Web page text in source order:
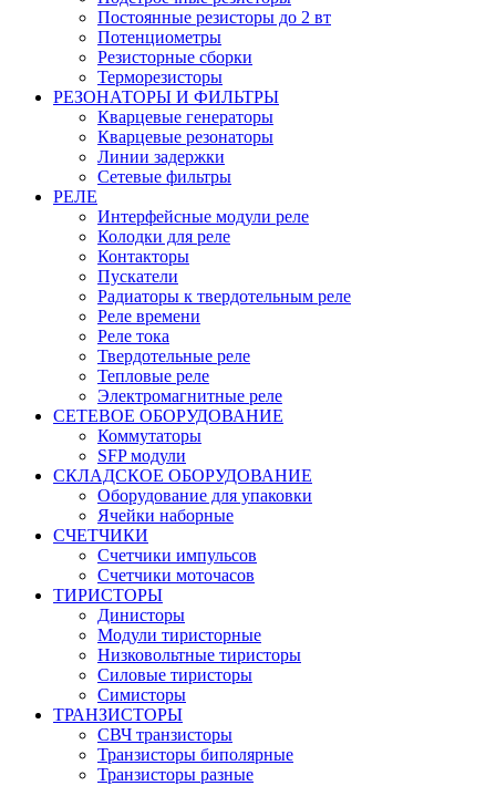
Постоянные резисторы до 2 вт
Потенциометры
Резисторные сборки
Терморезисторы
РЕЗОНАТОРЫ И ФИЛЬТРЫ
Кварцевые генераторы
Кварцевые резонаторы
Линии задержки
Сетевые фильтры
РЕЛЕ
Интерфейсные модули реле
Колодки для реле
Контакторы
Пускатели
Радиаторы к твердотельным реле
Реле времени
Реле тока
Твердотельные реле
Тепловые реле
Электромагнитные реле
СЕТЕВОЕ ОБОРУДОВАНИЕ
Коммутаторы
SFP модули
СКЛАДСКОЕ ОБОРУДОВАНИЕ
Оборудование для упаковки
Ячейки наборные
СЧЕТЧИКИ
Счетчики импульсов
Счетчики моточасов
ТИРИСТОРЫ
Динисторы
Модули тиристорные
Низковольтные тиристоры
Силовые тиристоры
Симисторы
ТРАНЗИСТОРЫ
СВЧ транзисторы
Транзисторы биполярные
Транзисторы разные